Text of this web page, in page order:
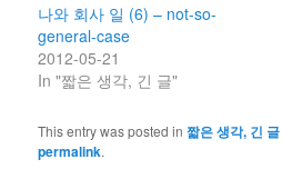
나와 회사 일 (6) – not-so-
general-case
2012-05-21
In "짧은 생각, 긴 글"
This entry was posted in짧은 생각, 긴 글
permalink.